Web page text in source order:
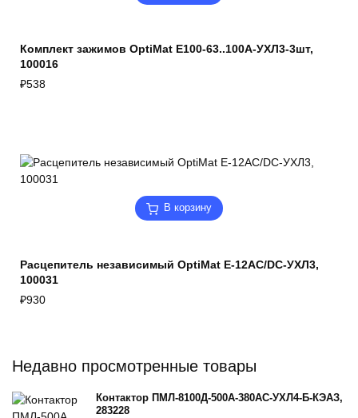
Комплект зажимов OptiMat E100-63..100А-УХЛ3-3шт,
100016
₽538
В корзину
Расцепитель независимый OptiMat E-12AC/DC-УХЛ3,
100031
₽930
Недавно просмотренные товары
Контактор ПМЛ-8100Д-500А-380AC-УХЛ4-Б-КЭАЗ,
283228